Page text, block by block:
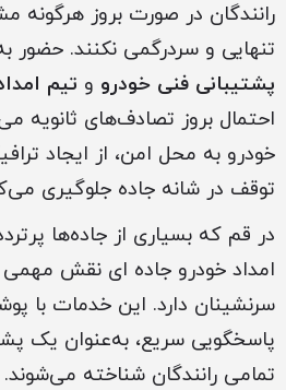
رانندگان در صورت بروز
تنهایی و سردرگمی نکنند. حضور
پشتیبانی فنی خودرو و تیم
احتمال بروز تصادف‌های ثانویه
خودرو به محل امن، از ایجاد
توقف در شانه جاده جلوگیری
در قم که بسیاری از جاده‌ها
امداد خودرو جاده ای نقش مهمی
پاسخگویی سریع، به‌عنوان یک
تمامی رانندگان شناخته می‌شوند.